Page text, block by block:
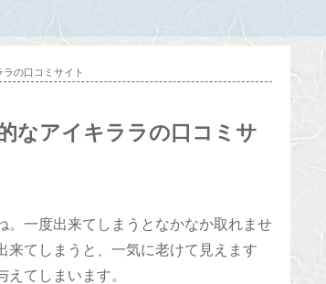
の口コミサイト
なアイキララの口コミサ
。一度出来てしまうとなかなか取れませ
来てしまうと、一気に老けて見えます
てしまいます。